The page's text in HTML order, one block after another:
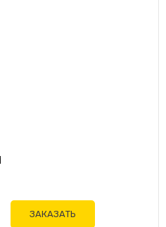
ЗАКАЗАТЬ